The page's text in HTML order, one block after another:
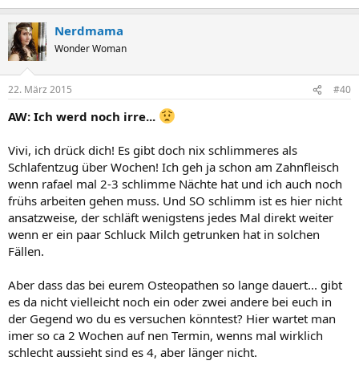
Nerdmama
Wonder Woman
22. März 2015 #40
AW: Ich werd noch irre...
Vivi, ich drück dich! Es gibt doch nix schlimmeres als
Schlafentzug über Wochen! Ich geh ja schon am Zahnfleisch
wenn rafael mal 2-3 schlimme Nächte hat und ich auch noch
frühs arbeiten gehen muss. Und SO schlimm ist es hier nicht
ansatzweise, der schläft wenigstens jedes Mal direkt weiter
wenn er ein paar Schluck Milch getrunken hat in solchen
Fällen.
Aber dass das bei eurem Osteopathen so lange dauert... gibt
es da nicht vielleicht noch ein oder zwei andere bei euch in
der Gegend wo du es versuchen könntest? Hier wartet man
imer so ca 2 Wochen auf nen Termin, wenns mal wirklich
schlecht aussieht sind es 4, aber länger nicht.